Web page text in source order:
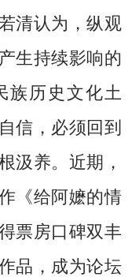
清认为，纵观
生持续影响的
族历史文化土
信，必须回到
汲养。近期，
《给阿嬷的情
票房口碑双丰
品，成为论坛